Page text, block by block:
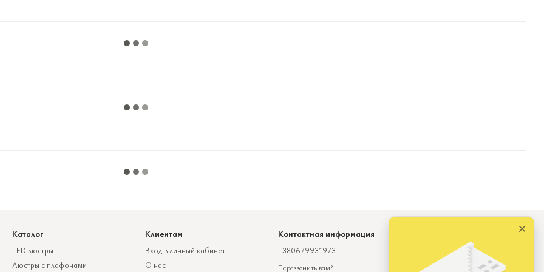
Каталог
LED люстры
Люстры с плафонами
Клиентам
Вход в личный кабинет
О нас
Контактная информация
+380679931973
Перезвонить вам?
Telegram